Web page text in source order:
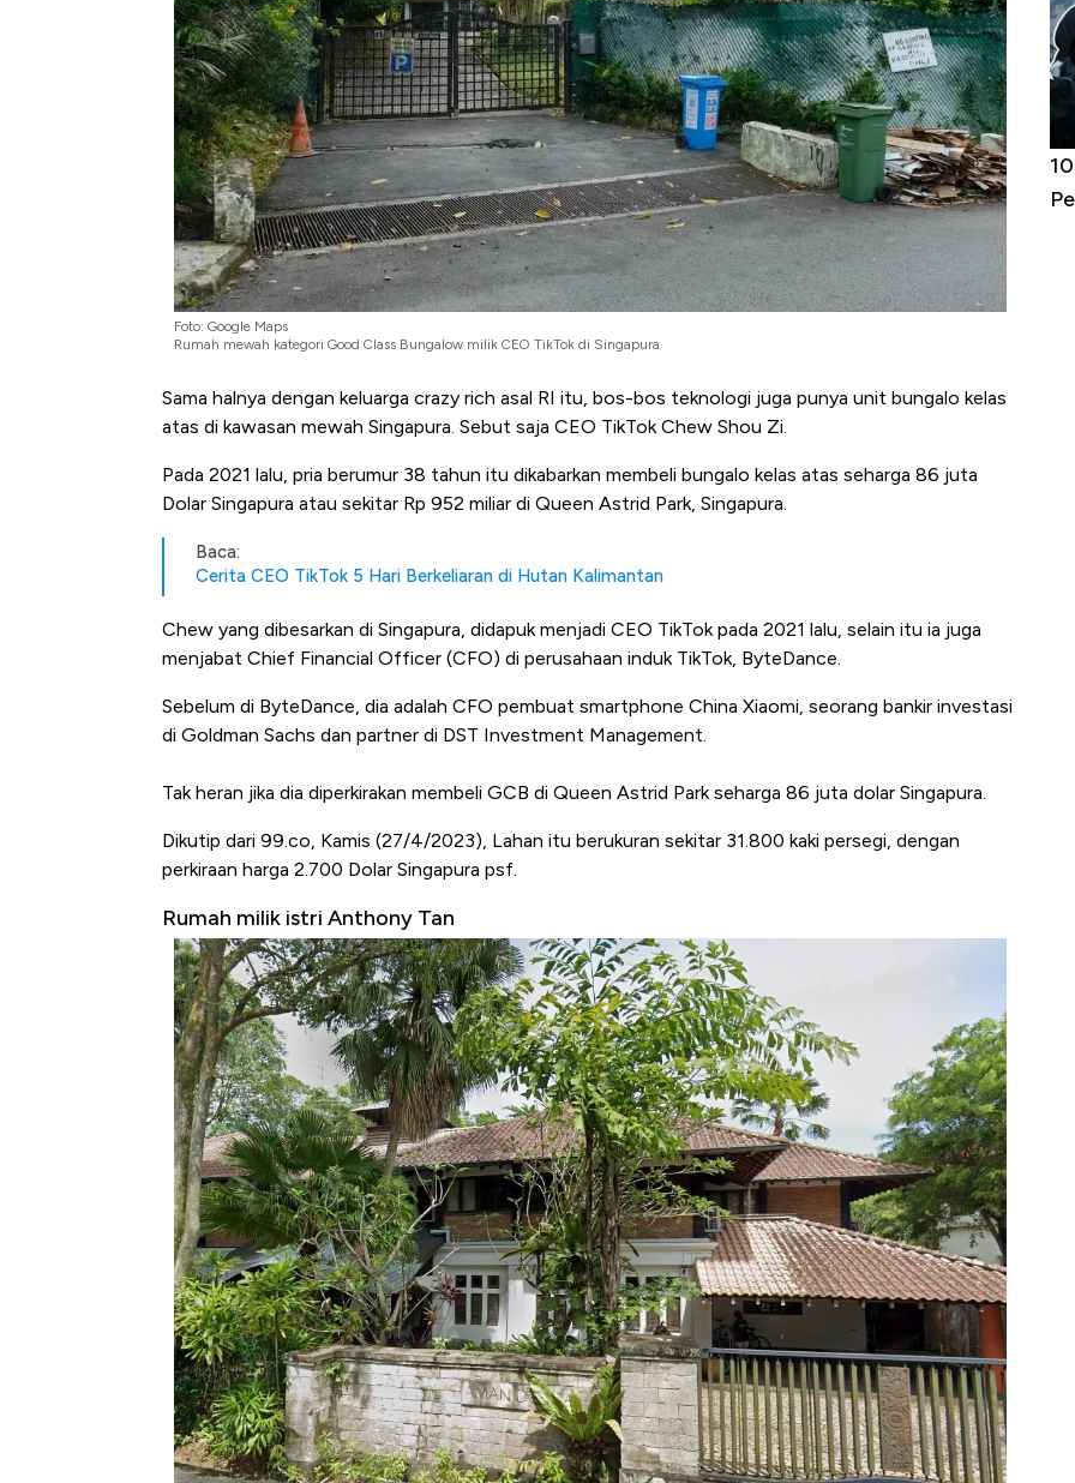
Foto: Google Maps
Rumah mewah kategori Good Class Bungalow milik CEO TikTok di Singapura
Sama halnya dengan keluarga crazy rich asal RI itu, bos-bos teknologi juga punya unit bungalo kelas
atas di kawasan mewah Singapura. Sebut saja CEO TikTok Chew Shou Zi.
Pada 2021 lalu, pria berumur 38 tahun itu dikabarkan membeli bungalo kelas atas seharga 86 juta
Dolar Singapura atau sekitar Rp 952 miliar di Queen Astrid Park, Singapura.
Baca:
Cerita CEO TikTok 5 Hari Berkeliaran di Hutan Kalimantan
Chew yang dibesarkan di Singapura, didapuk menjadi CEO TikTok pada 2021 lalu, selain itu ia juga
menjabat Chief Financial Officer (CFO) di perusahaan induk TikTok, ByteDance.
Sebelum di ByteDance, dia adalah CFO pembuat smartphone China Xiaomi, seorang bankir investasi
di Goldman Sachs dan partner di DST Investment Management.
Tak heran jika dia diperkirakan membeli GCB di Queen Astrid Park seharga 86 juta dolar Singapura.
Dikutip dari 99.co, Kamis (27/4/2023), Lahan itu berukuran sekitar 31.800 kaki persegi, dengan
perkiraan harga 2.700 Dolar Singapura psf.
Rumah milik istri Anthony Tan
Kongo Tutup Keran Ekspor, Harga
Tembaga Terbang ke Zona Berbahaya
Adu Panas Kinerja Emiten Minyak RI,
Mana yang Cuannya Paling Menyala?